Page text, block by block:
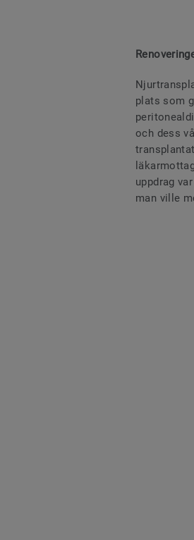
plats som
och dess
uppdrag
man ville